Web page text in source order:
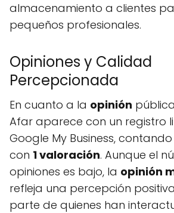
almacenamiento a clientes
pequeños profesionales.
Opiniones y Calidad
Percepcionada
En cuanto a la opinión
Afar aparece con un registro
Google My Business,
con 1 valoración. Aunque el
opiniones es bajo, la opinión
refleja una percepción
parte de quienes han